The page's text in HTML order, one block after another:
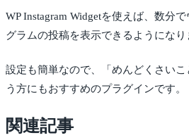
WP Instagram Widgetを使えば、数分
グラムの投稿を表示できるようになり
設定も簡単なので、「めんどくさい
う方にもおすすめのプラグインです。
関連記事